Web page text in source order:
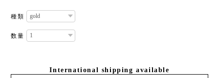
種類
数量
International shipping available